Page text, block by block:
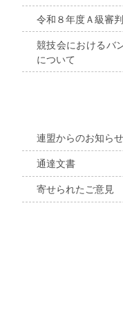
令和８年度Ａ級審
競技会におけるバ
について
連盟からのお知らせ
通達文書
寄せられたご意見